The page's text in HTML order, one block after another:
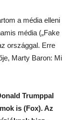
a média elleni
média („Fake
országgal. Erre
Marty Baron: Mi
Trumppal
is (Fox). Az